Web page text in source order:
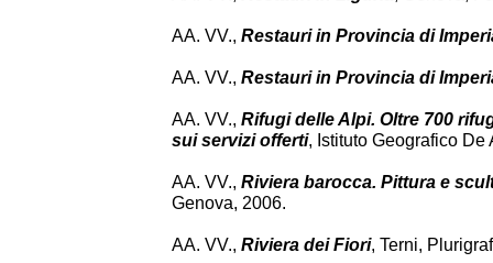
AA. VV., Restauri in Provincia di
AA. VV., Restauri in Provincia di
AA. VV., Rifugi delle Alpi. Oltre 700
sui servizi offerti, Istituto Geografico De
AA. VV., Riviera barocca. Pittura e
Genova, 2006.
AA. VV., Riviera dei Fiori, Terni,